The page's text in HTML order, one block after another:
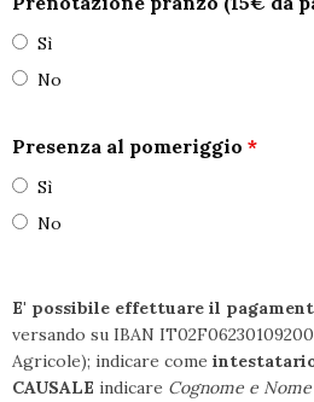
Sì
No
Presenza al pomeriggio *
Sì
No
E' possibile effettuare il
versando su IBAN
Agricole); indicare come
CAUSALE indicare Cognome e